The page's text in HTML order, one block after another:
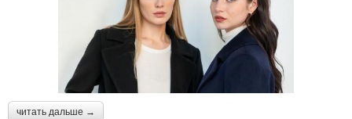
читать дальше →